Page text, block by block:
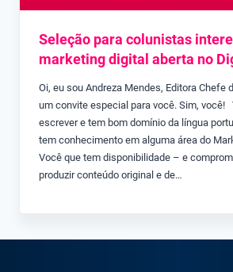
Seleção para colunistas
marketing digital aberta no
Oi, eu sou Andreza Mendes, Editora Chefe
um convite especial para você. Sim, você!
escrever e tem bom domínio da língua
tem conhecimento em alguma área do
Você que tem disponibilidade – e
produzir conteúdo original e de…